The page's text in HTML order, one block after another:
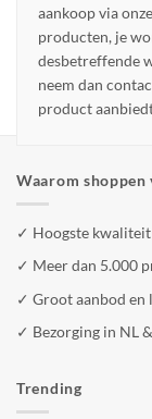
aankoop via
producten, je
desbetreffende
neem dan
product
Waarom shoppen
✓ Hoogste
✓ Meer dan 5.000
✓ Groot aanbod en
✓ Bezorging in NL
Trending